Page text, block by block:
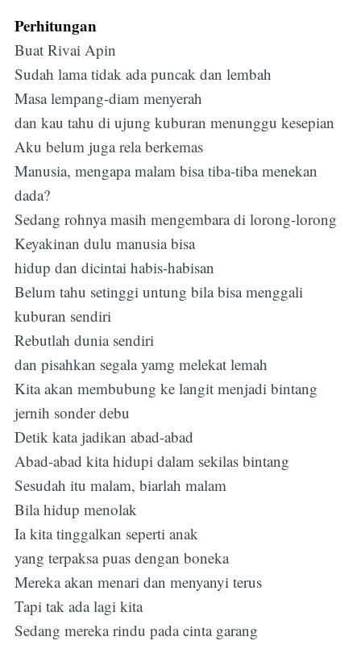
Perhitungan
Buat Rivai Apin
Sudah lama tidak ada puncak dan lembah
Masa lempang-diam menyerah
dan kau tahu di ujung kuburan menunggu kesepian
Aku belum juga rela berkemas
Manusia, mengapa malam bisa tiba-tiba menekan
dada?
Sedang rohnya masih mengembara di lorong-lorong
Keyakinan dulu manusia bisa
hidup dan dicintai habis-habisan
Belum tahu setinggi untung bila bisa menggali
kuburan sendiri
Rebutlah dunia sendiri
dan pisahkan segala yamg melekat lemah
Kita akan membubung ke langit menjadi bintang
jernih sonder debu
Detik kata jadikan abad-abad
Abad-abad kita hidupi dalam sekilas bintang
Sesudah itu malam, biarlah malam
Bila hidup menolak
Ia kita tinggalkan seperti anak
yang terpaksa puas dengan boneka
Mereka akan menari dan menyanyi terus
Tapi tak ada lagi kita
Sedang mereka rindu pada cinta garang